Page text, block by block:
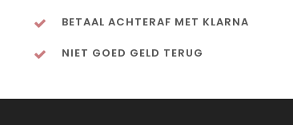
BETAAL ACHTERAF MET KLARNA
NIET GOED GELD TERUG